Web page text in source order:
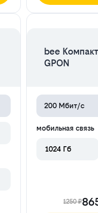
bee
GPON
200 Мбит/с
мобильная связь
1024 Гб
1250 ₽